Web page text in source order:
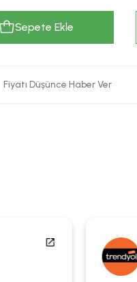
Sepete Ekle
Fiyatı Düşünce Haber Ver